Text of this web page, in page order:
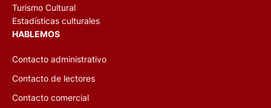
Turismo Cultural
Estadísticas culturales
HABLEMOS
Contacto administrativo
Contacto de lectores
Contacto comercial